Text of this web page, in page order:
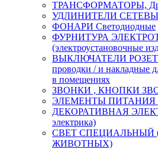
ТРАНСФОРМАТОРЫ,
УДЛИНИТЕЛИ
ФОНАРИ Светодиодные
ФУРНИТУРА
(электроустановочные
ВЫКЛЮЧАТЕЛИ
проводки / и накладные
в помещениях
ЗВОНКИ , КНОПКИ
ЭЛЕМЕНТЫ ПИТАНИЯ
ДЕКОРАТИВНАЯ
электрика)
СВЕТ СПЕЦИАЛЬНЫЙ
ЖИВОТНЫХ)